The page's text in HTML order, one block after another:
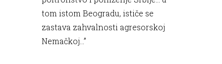
tom istom Beogradu, ističe se
zastava zahvalnosti agresorskoj
Nemačkoj...”